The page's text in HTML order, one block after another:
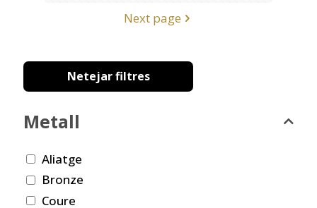
Next page
Netejar filtres
Metall
Aliatge
Bronze
Coure